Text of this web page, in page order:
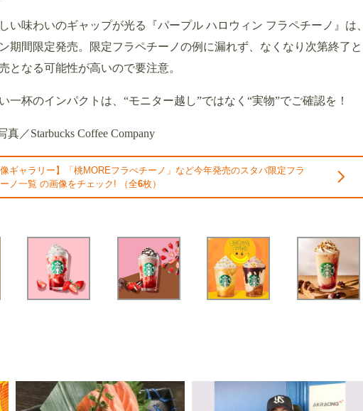
い味わいのギャップが光る『パープル ハロウィン フラペチーノ』は、
期間限定発売。限定フラペチーノの例に漏れず、なくなり次第終了と
となる可能性が高いので要注意。
一杯のインパクトは、“モニター越し”ではなく“実物”でご確認を！
／Starbucks Coffee Company
像ギャラリー】「桃MOREフラぺチーノ」など今年発売のスタバ限定フラ
ノ一覧 の画像をチェック! （全6枚）